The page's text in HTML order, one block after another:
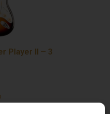
Player II – 3